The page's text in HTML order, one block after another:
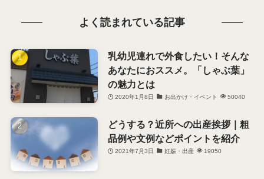
よく読まれている記事
乳幼児連れで外食したい！そんな
あなたにおススメ。「しゃぶ葉」
の魅力とは
2020年1月8日 お出かけ・イベント 50040
どうする？近所への出産挨拶｜粗
品例や文例などポイントを紹介
2021年7月3日 妊娠・出産 19050